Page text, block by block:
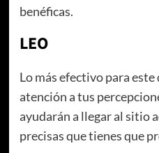
benéficas.
LEO
Lo más efectivo para este
atención a tus
ayudarán a llegar al sitio
precisas que tienes que